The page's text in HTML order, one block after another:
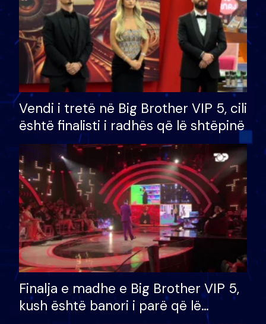
Vendi i tretë në Big Brother VIP 5, cili
është finalisti i radhës që lë shtëpinë
Finalja e madhe e Big Brother VIP 5,
kush është banori i parë që lë